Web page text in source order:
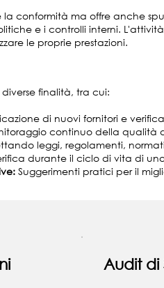
la conformità ma offre anche
e i controlli interni.
le proprie prestazioni.
finalità, tra cui:
di nuovi fornitori e
continuo della qualità
leggi, regolamenti,
durante il ciclo di vita di
Suggerimenti pratici per il
Audit di